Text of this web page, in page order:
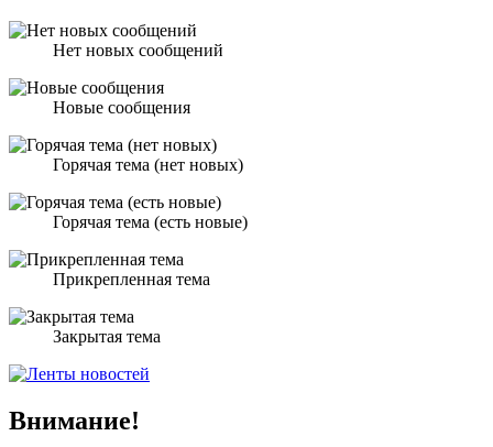
Нет новых сообщений
Новые сообщения
Горячая тема (нет новых)
Горячая тема (есть новые)
Прикрепленная тема
Закрытая тема
Внимание!